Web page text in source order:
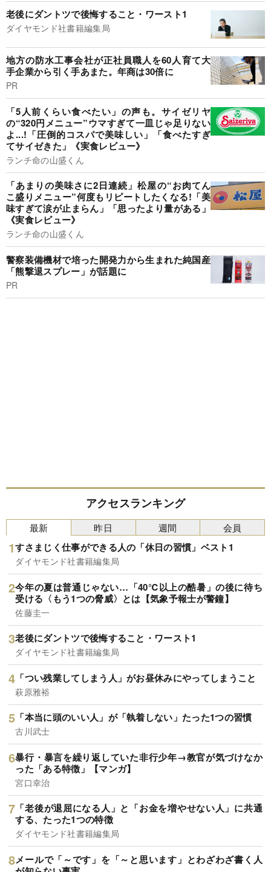
老後にダントツで後悔すること・ワースト1
ダイヤモンド社書籍編集局
地方の防水工事会社が正社員職人を60人育て大
手企業から引く手あまた。年商は30倍に
PR
「5人前くらい食べたい」の声も。サイゼリヤ
の“320円メニュー”ウマすぎて一皿じゃ足りない
よ...!「圧倒的コスパで美味しい」「食べたすぎ
てサイゼきた」《実食レビュー》
ランチ命の山盛くん
「あまりの美味さに2日連続」松屋の“お肉てん
こ盛りメニュー”何度もリピートしたくなる!「美
味すぎて涙が止まらん」「思ったより量がある」
《実食レビュー》
ランチ命の山盛くん
警察装備機材で培った開発力から生まれた純国産
「熊撃退スプレー」が話題に
PR
アクセスランキング
最新
すさまじく仕事ができる人の「休日の習慣」ベスト1
ダイヤモンド社書籍編集局
今年の夏は普通じゃない…「40℃以上の酷暑」の後に待ち
受ける〈もう1つの脅威〉とは【気象予報士が警鐘】
佐藤圭一
老後にダントツで後悔すること・ワースト1
ダイヤモンド社書籍編集局
「つい残業してしまう人」がお昼休みにやってしまうこと
萩原雅裕
「本当に頭のいい人」が「執着しない」たった1つの習慣
古川武士
暴行・暴言を繰り返していた非行少年→教官が気づけなか
った「ある特徴」【マンガ】
宮口幸治
「老後が退屈になる人」と「お金を増やせない人」に共通
する、たった1つの特徴
ダイヤモンド社書籍編集局
メールで「～です」を「～と思います」とわざわざ書く人
昨日 週間 会員